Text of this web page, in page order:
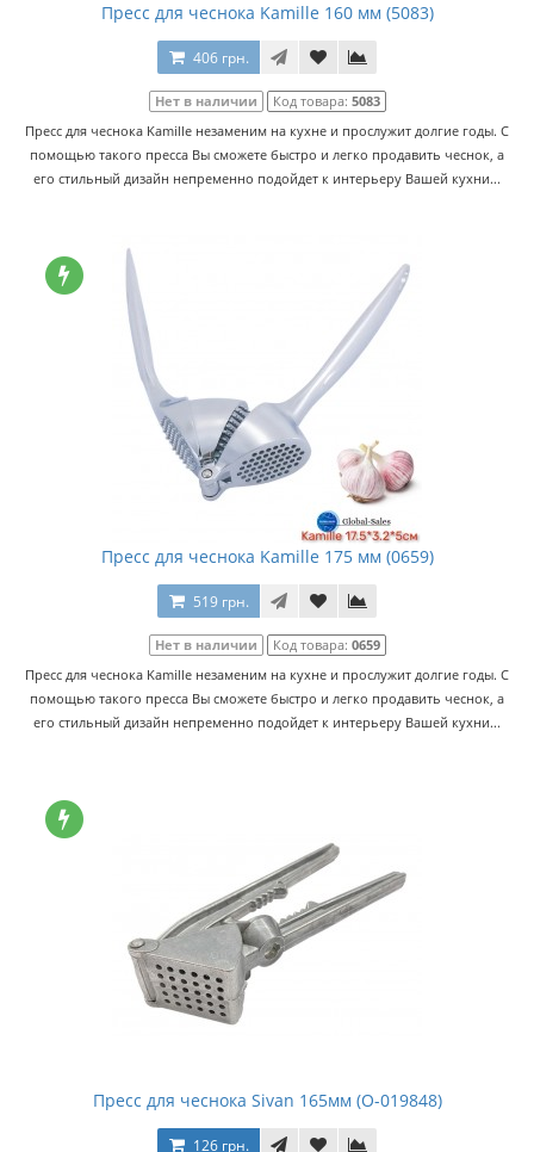
Пресс для чеснока Kamille 160 мм (5083)
406 грн.
Нет в наличии Код товара: 5083
Пресс для чеснока Kamille незаменим на кухне и прослужит долгие годы. С
помощью такого пресса Вы сможете быстро и легко продавить чеснок, а
его стильный дизайн непременно подойдет к интерьеру Вашей кухни...
Пресс для чеснока Kamille 175 мм (0659)
519 грн.
Нет в наличии Код товара: 0659
Пресс для чеснока Kamille незаменим на кухне и прослужит долгие годы. С
помощью такого пресса Вы сможете быстро и легко продавить чеснок, а
его стильный дизайн непременно подойдет к интерьеру Вашей кухни...
Пресс для чеснока Sivan 165мм (О-019848)
126 грн.